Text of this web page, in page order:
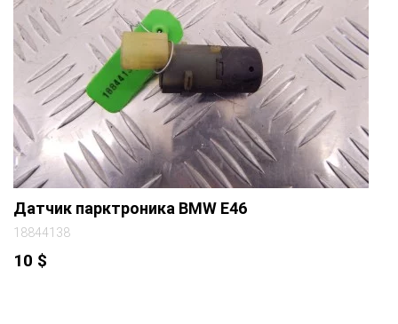
Датчик парктроника BMW E46
18844138
10 $